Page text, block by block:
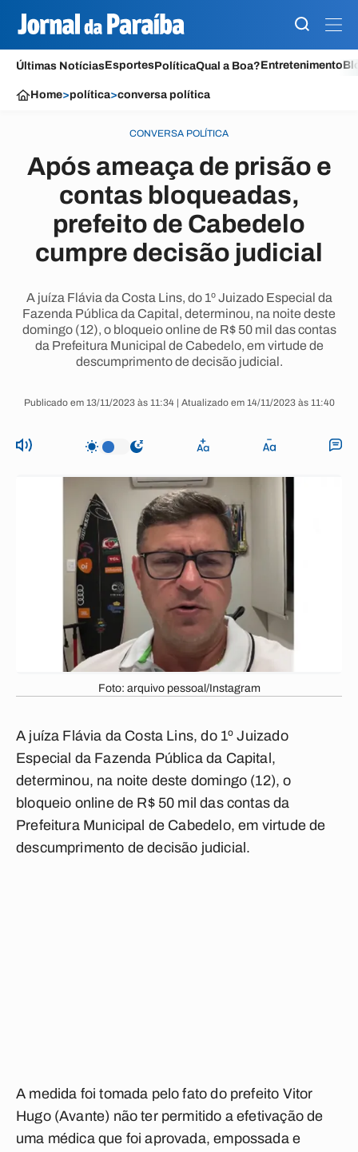
Últimas NotíciasEsportesPolíticaQual a Boa?Entretenimento
Home>política>conversa política
CONVERSA POLÍTICA
Após ameaça de prisão e
contas bloqueadas,
prefeito de Cabedelo
cumpre decisão judicial
A juíza Flávia da Costa Lins, do 1º Juizado Especial da
Fazenda Pública da Capital, determinou, na noite deste
domingo (12), o bloqueio online de R$ 50 mil das contas
da Prefeitura Municipal de Cabedelo, em virtude de
descumprimento de decisão judicial.
Publicado em 13/11/2023 às 11:34 | Atualizado em 14/11/2023 às 11:40
Foto: arquivo pessoal/Instagram
A juíza Flávia da Costa Lins, do 1º Juizado
Especial da Fazenda Pública da Capital,
determinou, na noite deste domingo (12), o
bloqueio online de R$ 50 mil das contas da
Prefeitura Municipal de Cabedelo, em virtude de
descumprimento de decisão judicial.
A medida foi tomada pelo fato do prefeito Vitor
Hugo (Avante) não ter permitido a efetivação de
uma médica que foi aprovada, empossada e